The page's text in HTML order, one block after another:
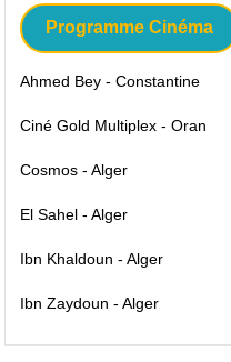
Programme Cinéma
Ahmed Bey - Constantine
Ciné Gold Multiplex - Oran
Cosmos - Alger
El Sahel - Alger
Ibn Khaldoun - Alger
Ibn Zaydoun - Alger